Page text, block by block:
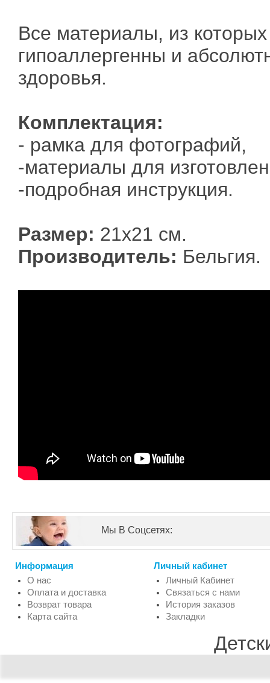
Все материалы, из
гипоаллергенны и
здоровья.
Комплектация:
- рамка для фотографий,
-материалы для
-подробная инструкция.
Размер: 21х21 см.
Производитель: Бельгия.
Мы В Соцсетях:
Информация
О нас
Оплата и доставка
Возврат товара
Карта сайта
Личный кабинет
Личный Кабинет
Связаться с нами
История заказов
Закладки